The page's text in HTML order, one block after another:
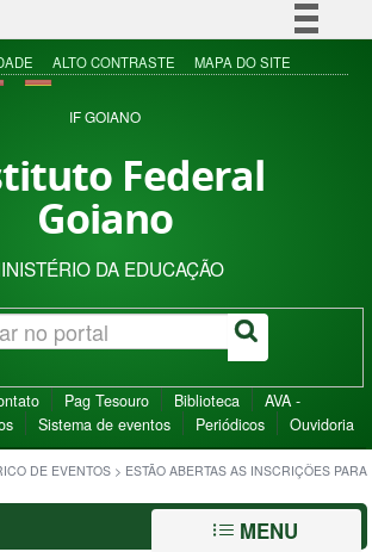
Simplifique!
Acesso à informação
ALTO CONTRASTE MAPA DO SITE
IF GOIANO
Federal
Goiano
DA EDUCAÇÃO
Pag Tesouro Biblioteca
AVA -
Sistema de eventos Periódicos Ouvidoria
DE EVENTOS > ESTÃO ABERTAS AS INSCRIÇÕES PARA
MENU